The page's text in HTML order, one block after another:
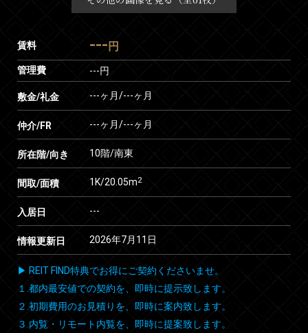
賃料 --- 円
管理費 ---円
敷金/礼金 ---ヶ月/---ヶ月
仲介/FR ---ヶ月/---ヶ月
所在階/向き 10階/南東
間取/面積 1K/20.05m2
入居日 ---
情報更新日 2026年7月11日
▶ REIT FIND特典でお得にご契約くださいませ。
１.都内最安値での契約を、即時に提示致します。
２.初期費用のお見積りを、即時に案内致します。
３.内覧・リモート内覧を、即時に提案致します。